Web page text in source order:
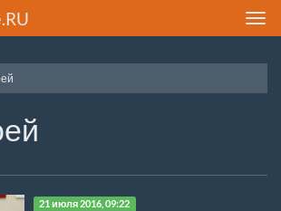
21 июля 2016, 09:22